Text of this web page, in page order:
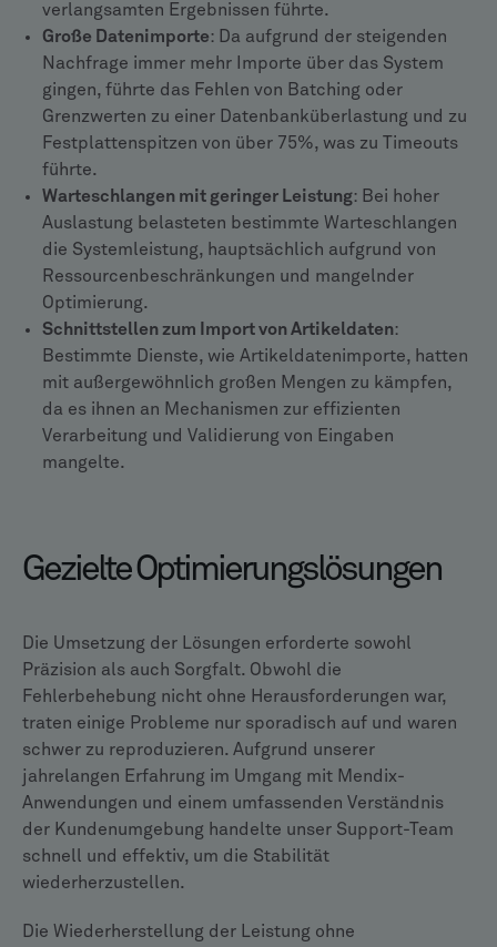
verlangsamten Ergebnissen führte.
Große Datenimporte: Da aufgrund der steigenden
Nachfrage immer mehr Importe über das System
gingen, führte das Fehlen von Batching oder
Grenzwerten zu einer Datenbanküberlastung und zu
Festplattenspitzen von über 75%, was zu Timeouts
führte.
Warteschlangen mit geringer Leistung: Bei hoher
Auslastung belasteten bestimmte Warteschlangen
die Systemleistung, hauptsächlich aufgrund von
Ressourcenbeschränkungen und mangelnder
Optimierung.
Schnittstellen zum Import von Artikeldaten:
Bestimmte Dienste, wie Artikeldatenimporte, hatten
mit außergewöhnlich großen Mengen zu kämpfen,
da es ihnen an Mechanismen zur effizienten
Verarbeitung und Validierung von Eingaben
mangelte.
Gezielte Optimierungslösungen
Die Umsetzung der Lösungen erforderte sowohl
Präzision als auch Sorgfalt. Obwohl die
Fehlerbehebung nicht ohne Herausforderungen war,
traten einige Probleme nur sporadisch auf und waren
schwer zu reproduzieren. Aufgrund unserer
jahrelangen Erfahrung im Umgang mit Mendix-
Anwendungen und einem umfassenden Verständnis
der Kundenumgebung handelte unser Support-Team
schnell und effektiv, um die Stabilität
wiederherzustellen.
Die Wiederherstellung der Leistung ohne